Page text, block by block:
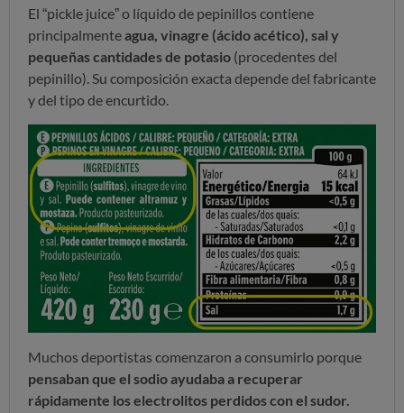
El “pickle juice” o líquido de pepinillos contiene
principalmenteagua, vinagre (ácido acético), sal y
pequeñas cantidades de potasio (procedentes del
pepinillo). Su composición exacta depende del fabricante
y del tipo de encurtido.
Muchos deportistas comenzaron a consumirlo porque
pensaban que el sodio ayudaba a recuperar
rápidamente los electrolitos perdidos con el sudor.